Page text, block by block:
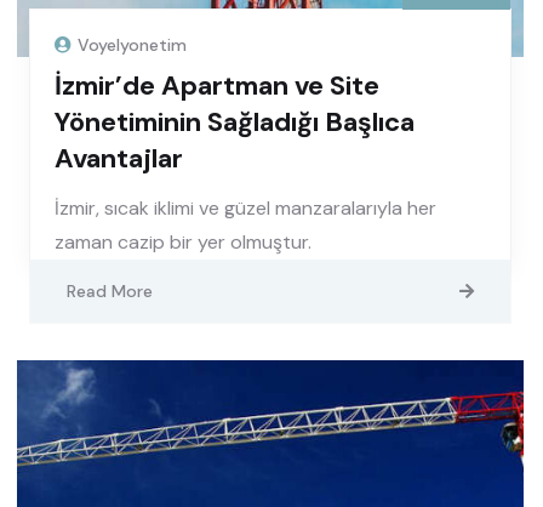
Voyelyonetim
İzmir’de Apartman ve Site
Yönetiminin Sağladığı Başlıca
Avantajlar
İzmir, sıcak iklimi ve güzel manzaralarıyla her
zaman cazip bir yer olmuştur.
Read More